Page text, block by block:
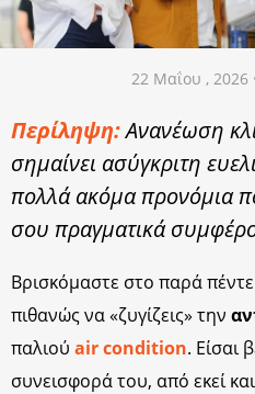
22 Μαΐου , 2026
Περίληψη:Ανανέωση
σημαίνει ασύγκριτη
πολλά ακόμα προνόμια
σου πραγματικά
Βρισκόμαστε στο παρά
πιθανώς να «ζυγίζεις» την
παλιού air condition. Είσαι
συνεισφορά του, από εκεί